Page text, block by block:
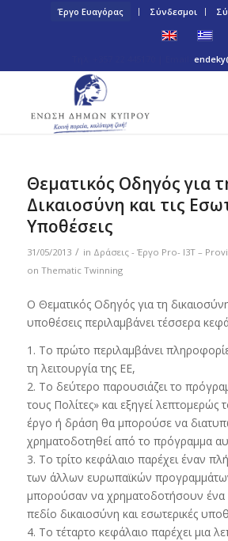
Έργο Ευαγόρας Σύνδεσμοι
Θεματικός Οδηγός για
Δικαιοσύνη και τις
Υποθέσεις
31/05/2013 / in Δράσεις - Έργο Pro- I3T –
on Thematic Twinning
Ο Θεματικός Οδηγός για τη δικαιοσύνη
υποθέσεις περιλαμβάνει τέσσερα
1. Το πρώτο περιλαμβάνει
τη λειτουργία της ΕΕ,
2. Το δεύτερο παρουσιάζει το
τους Πολίτες» και εξηγεί λεπτομερώς
έργο ή δράση θα μπορούσε να
χρηματοδοτηθεί από το πρόγραμμα
3. Το τρίτο κεφάλαιο παρέχει έναν
των άλλων ευρωπαϊκών
μπορούσαν να χρηματοδοτήσουν ένα
πεδίο δικαιοσύνη και εσωτερικές
4. Το τέταρτο κεφάλαιο παρέχει μια